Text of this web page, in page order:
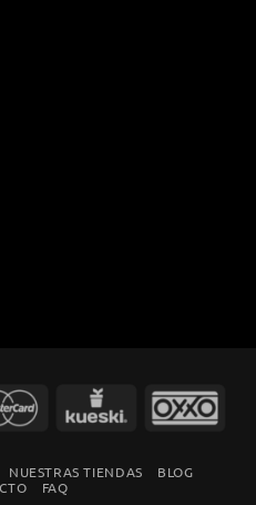
NUESTRAS TIENDAS
BLOG
FAQ